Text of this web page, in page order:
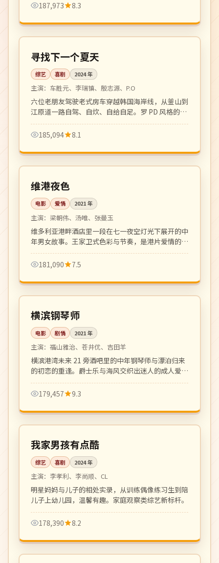
187,973
8.3
韩国
热播 更新至 8 期
寻找下一个夏天
综艺 喜剧 2024年
主演： 车胜元、李瑞镇、殷志源、P.O
六位老朋友驾驶老式房车穿越韩国海岸线，从釜山到
江原道一路自驾、自炊、自给自足。罗 PD 风格的治
愈系慢综艺。
185,094
8.1
中国
高分 108 分钟
维港夜色
电影 爱情 2021年
主演： 梁朝伟、汤唯、张曼玉
维多利亚港畔酒店里一段在七一夜空灯光下展开的中
年男女故事。王家卫式色彩与节奏，是港片爱情的复
古回归之作。
181,090
7.5
日本
高分 117 分钟
横滨钢琴师
电影 剧情 2021年
主演： 福山雅治、苍井优、吉田羊
横滨港湾未来 21 旁酒吧里的中年钢琴师与漂泊归来
的初恋的重逢。爵士乐与海风交织出迷人的成人爱情
乐章。
179,457
9.3
韩国
热播 更新至 6 期
我家男孩有点酷
综艺 喜剧 2024年
主演： 李孝利、李尚顺、CL
明星妈妈与儿子的相处实录，从训练偶像练习生到陪
儿子上幼儿园，温馨有趣。家庭观察类综艺新标杆。
178,390 8.2
4K 全 4 集